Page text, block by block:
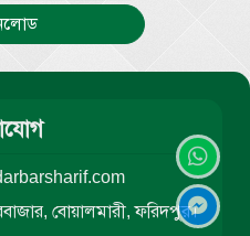
বোয়ালমারী, ফরিদপুর।